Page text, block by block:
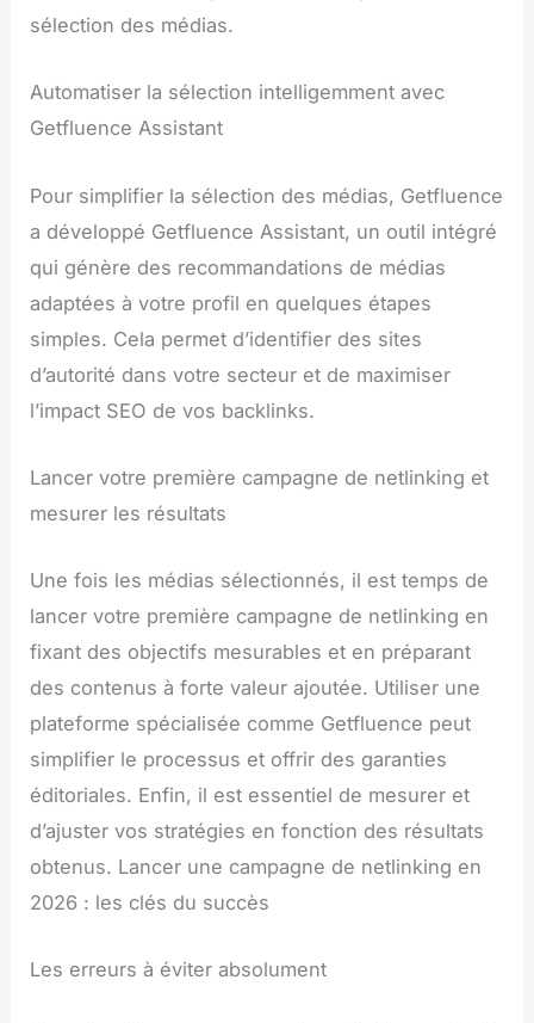
sélection des médias.
Automatiser la sélection intelligemment avec
Getfluence Assistant
Pour simplifier la sélection des médias, Getfluence
a développé Getfluence Assistant, un outil intégré
qui génère des recommandations de médias
adaptées à votre profil en quelques étapes
simples. Cela permet d’identifier des sites
d’autorité dans votre secteur et de maximiser
l’impact SEO de vos backlinks.
Lancer votre première campagne de netlinking et
mesurer les résultats
Une fois les médias sélectionnés, il est temps de
lancer votre première campagne de netlinking en
fixant des objectifs mesurables et en préparant
des contenus à forte valeur ajoutée. Utiliser une
plateforme spécialisée comme Getfluence peut
simplifier le processus et offrir des garanties
éditoriales. Enfin, il est essentiel de mesurer et
d’ajuster vos stratégies en fonction des résultats
obtenus. Lancer une campagne de netlinking en
2026 : les clés du succès
Les erreurs à éviter absolument